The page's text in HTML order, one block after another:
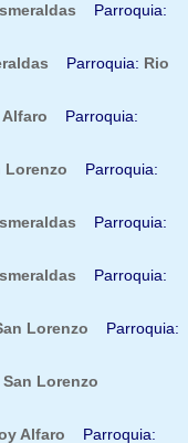
Parroquia:
Parroquia: Rio
Alfaro Parroquia:
Lorenzo Parroquia:
Parroquia:
Parroquia:
Lorenzo Parroquia:
San Lorenzo
Alfaro Parroquia: